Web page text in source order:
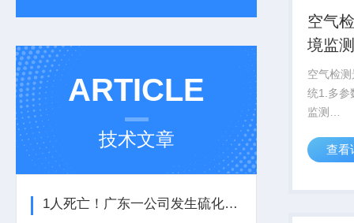
ARTICLE
技术文章
1人死亡！广东一公司发生硫化氢中毒事故
空气
境监
空气检
统1.多参
监测
按需搭
向、温
查看